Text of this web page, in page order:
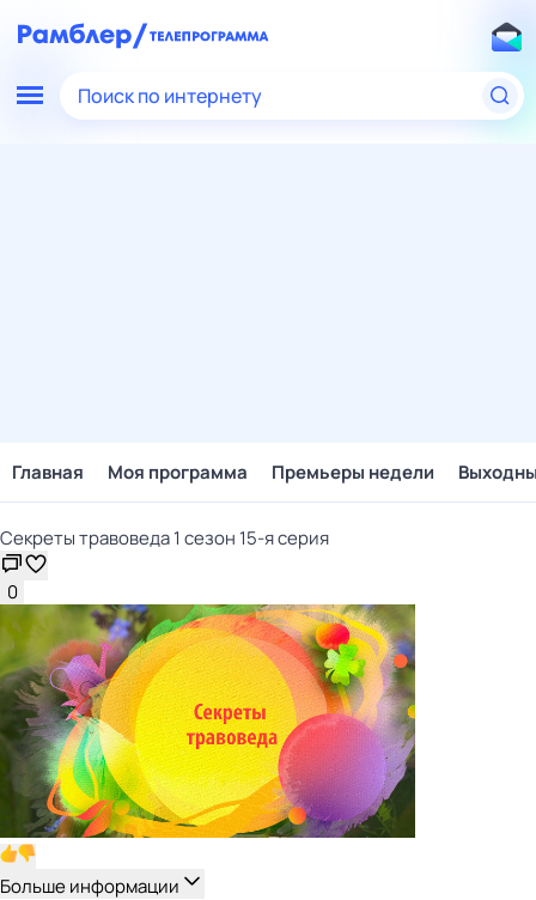
Поиск по интернету
Главная Моя программа Премьеры недели
Секреты травоведа 1 сезон 15-я серия
0
Больше информации